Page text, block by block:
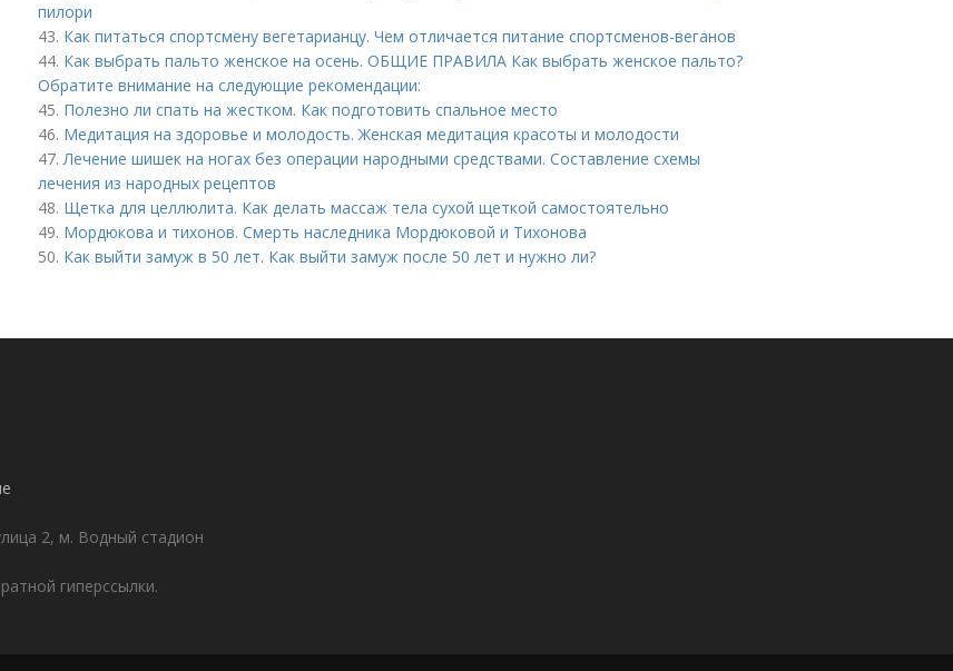
пилори
43. Как питаться спортсмену вегетарианцу. Чем отличается питание спортсменов-веганов
44. Как выбрать пальто женское на осень. ОБЩИЕ ПРАВИЛА Как выбрать женское пальто?
Обратите внимание на следующие рекомендации:
45. Полезно ли спать на жестком. Как подготовить спальное место
46. Медитация на здоровье и молодость. Женская медитация красоты и молодости
47.Лечение шишек на ногах без операции народными средствами. Составление схемы
лечения из народных рецептов
48. Щетка для целлюлита. Как делать массаж тела сухой щеткой самостоятельно
49. Мордюкова и тихонов. Смерть наследника Мордюковой и Тихонова
50. Как выйти замуж в 50 лет. Как выйти замуж после 50 лет и нужно ли?
2, м. Водный стадион
гиперссылки.